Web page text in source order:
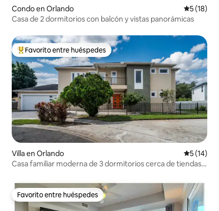
Condo en Orlando
5 (18)
Casa de 2 dormitorios con balcón y vistas panorámicas
Favorito entre huéspedes preferido
Favorito entre huéspedes
Villa en Orlando
5 (14)
Casa familiar moderna de 3 dormitorios cerca de tiendas y
Favorito entre huéspedes
Favorito entre huéspedes